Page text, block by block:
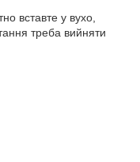
вставте у вухо,
треба вийняти